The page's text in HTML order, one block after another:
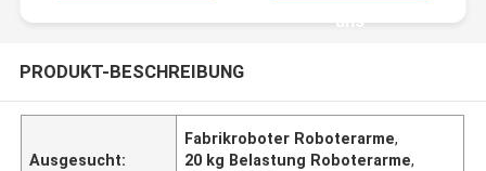
uns
PRODUKT-BESCHREIBUNG
Ausgesucht:
Fabrikroboter Roboterarme,
20 kg Belastung Roboterarme,